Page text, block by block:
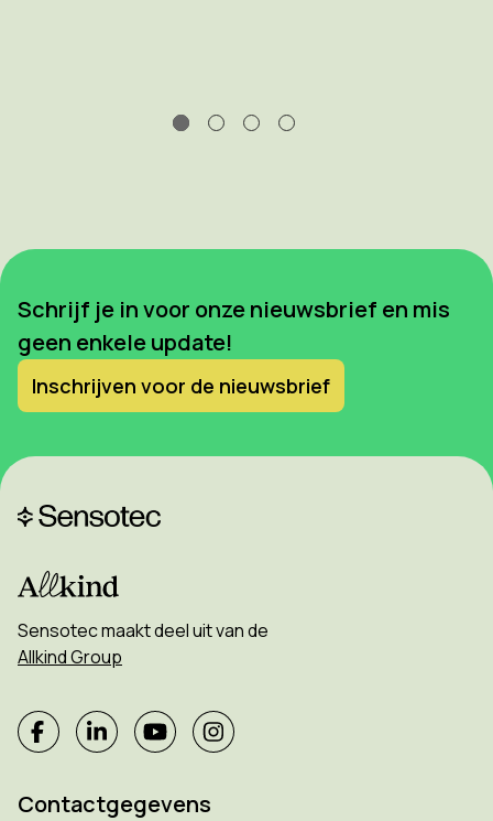
Schrijf je in voor onze nieuwsbrief en mis
geen enkele update!
Inschrijven voor de nieuwsbrief
Sensotec maakt deel uit van de
Allkind Group
Contactgegevens